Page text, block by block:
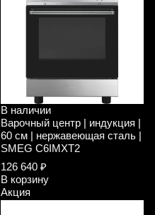
В наличии
Варочный центр | индукция |
60 см | нержавеющая сталь |
SMEG C6IMXT2
126 640 ₽
В корзину
Акция